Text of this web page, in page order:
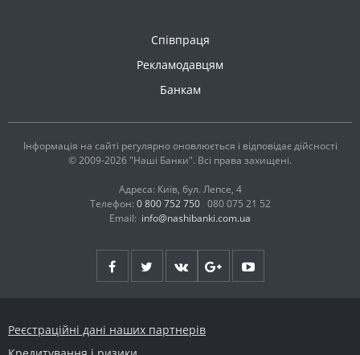
Співпраця
Рекламодавцям
Банкам
Інформація на сайті регулярно оновлюється і відповідає дійсності
© 2009-2026 "Наші Банки". Всі права захищені.
Адреса: Київ, бул. Лепсе, 4
Телефон: 0 800 752 750 080 075 21 52
Email: info@nashibanki.com.ua
Реєстраційні дані наших партнерів